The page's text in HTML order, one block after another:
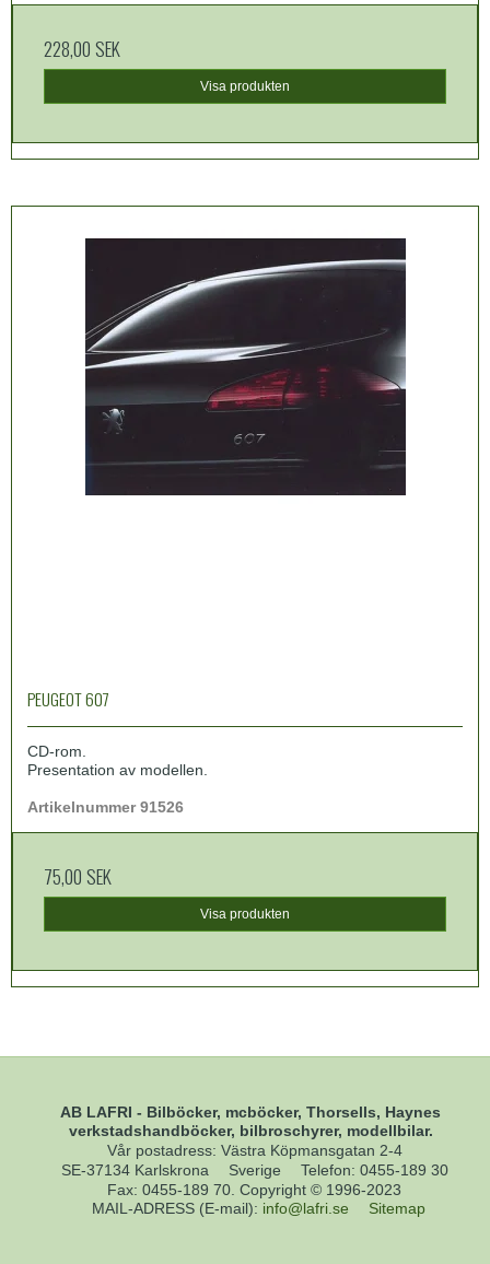
228,00 SEK
Visa produkten
PEUGEOT 607
CD-rom.
Presentation av modellen.
Artikelnummer 91526
75,00 SEK
Visa produkten
AB LAFRI - Bilböcker, mcböcker, Thorsells, Haynes
verkstadshandböcker, bilbroschyrer, modellbilar.
Vår postadress: Västra Köpmansgatan 2-4
SE-37134 Karlskrona
Sverige Telefon: 0455-189 30
Fax: 0455-189 70. Copyright © 1996-2023
MAIL-ADRESS (E-mail): info@lafri.se Sitemap